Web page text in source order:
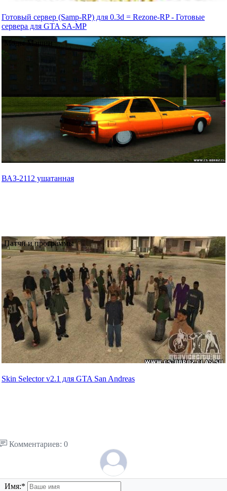
Готовый сервер (Samp-RP) для 0.3d = Rezone-RP - Готовые
сервера для GTA SA-MP
Моды Машин
ВАЗ-2112 ушатанная
Патчи и программы
Skin Selector v2.1 для GTA San Andreas
Комментариев: 0
Имя:*